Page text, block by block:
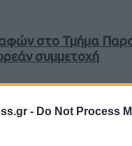
- Do Not Process
στο Τμήμα
συμμετοχή